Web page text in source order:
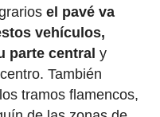
el pavé va
vehículos,
parte central y
También
tramos flamencos,